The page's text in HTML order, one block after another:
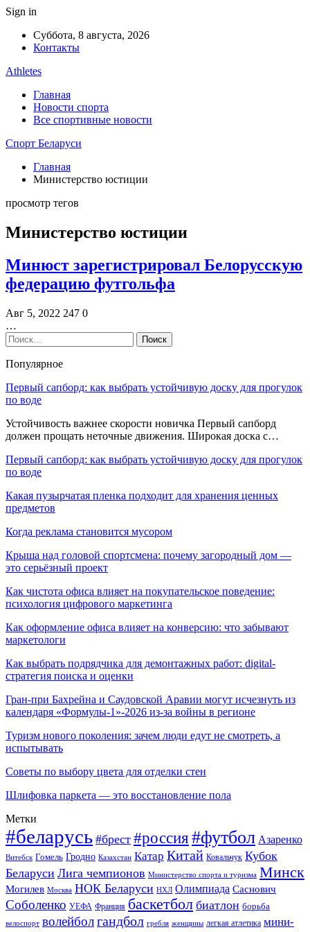
Sign in
Суббота, 8 августа, 2026
Контакты
Athletes
Главная
Новости спорта
Все спортивные новости
Спорт Беларуси
Главная
Министерство юстиции
просмотр тегов
Министерство юстиции
Минюст зарегистрировал Белорусскую
федерацию футгольфа
Авг 5, 2022 247 0
…
Популярное
Первый сапборд: как выбрать устойчивую доску для прогулок
по воде
Устойчивость важнее скорости новичка Первый сапборд
должен прощать неточные движения. Широкая доска с…
Первый сапборд: как выбрать устойчивую доску для прогулок
по воде
Какая пузырчатая пленка подходит для хранения ценных
предметов
Когда реклама становится мусором
Крыша над головой спортсмена: почему загородный дом —
это серьёзный проект
Как чистота офиса влияет на покупательское поведение:
психология цифрового маркетинга
Как оформление офиса влияет на конверсию: что забывают
маркетологи
Как выбрать подрядчика для демонтажных работ: digital-
стратегия поиска и оценки
Гран-при Бахрейна и Саудовской Аравии могут исчезнуть из
календаря «Формулы-1»-2026 из-за войны в регионе
Туризм нового поколения: зачем люди едут не смотреть, а
испытывать
Советы по выбору цвета для отделки стен
Шлифовка паркета — это восстановление пола
Метки
#беларусь #брест #россия#футбол Азаренко
Витебск Гомель Гродно Казахстан Катар Китай Ковальчук Кубок
Беларуси Лига чемпионов Министерство спорта и туризма Минск
Могилев Москва НОК Беларуси НХЛ Олимпиада Саснович
Соболенко УЕФА Франция баскетбол биатлон борьба
велоспорт волейболгандбол гребля женщины легкая атлетика мини-